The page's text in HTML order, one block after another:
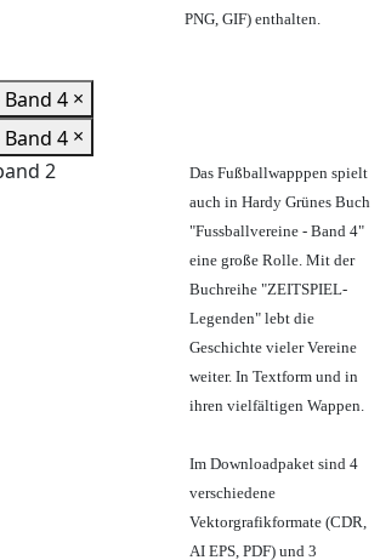
PNG, GIF) enthalten.
×
×
Das Fußballwapppen spielt
auch in Hardy Grünes Buch
"Fussballvereine - Band 4"
eine große Rolle. Mit der
Buchreihe "ZEITSPIEL-
Legenden" lebt die
Geschichte vieler Vereine
weiter. In Textform und in
ihren vielfältigen Wappen.
Im Downloadpaket sind 4
verschiedene
Vektorgrafikformate (CDR,
AI EPS, PDF) und 3